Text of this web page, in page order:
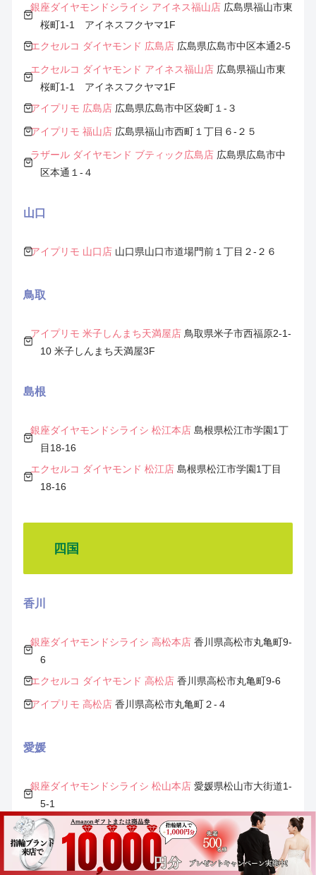
銀座ダイヤモンドシライシ アイネス福山店 広島県福山市東
桜町1-1 アイネスフクヤマ1F
エクセルコ ダイヤモンド 広島店 広島県広島市中区本通2-5
エクセルコ ダイヤモンド アイネス福山店 広島県福山市東
桜町1-1 アイネスフクヤマ1F
アイプリモ 広島店 広島県広島市中区袋町１-３
アイプリモ 福山店 広島県福山市西町１丁目６-２５
ラザール ダイヤモンド ブティック広島店 広島県広島市中
区本通１-４
山口
アイプリモ 山口店 山口県山口市道場門前１丁目２-２６
鳥取
アイプリモ 米子しんまち天満屋店 鳥取県米子市西福原2-1-
10 米子しんまち天満屋3F
島根
銀座ダイヤモンドシライシ 松江本店 島根県松江市学園1丁
目18-16
エクセルコ ダイヤモンド 松江店 島根県松江市学園1丁目
18-16
四国
香川
銀座ダイヤモンドシライシ 高松本店 香川県高松市丸亀町9-
6
エクセルコ ダイヤモンド 高松店 香川県高松市丸亀町9-6
アイプリモ 高松店 香川県高松市丸亀町２-４
愛媛
銀座ダイヤモンドシライシ 松山本店 愛媛県松山市大街道1-
5-1
エクセルコ ダイヤモンド 松山店愛媛県松山市大街道1-5-1
アイプリモ 松山店 愛媛県松山市大街道１丁目５-５